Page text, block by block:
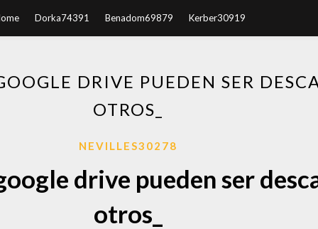
Dorka74391 Benadom69879 Kerber30919
DRIVE PUEDEN SER
OTROS_
NEVILLES30278
drive pueden ser
otros_